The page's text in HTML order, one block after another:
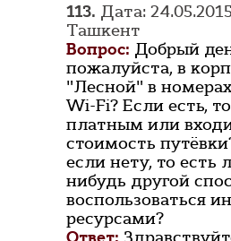
113. Дата: 24.05.2015
Ташкент
Вопрос: Добрый
пожалуйста, в
"Лесной" в
Wi-Fi? Если есть,
платным или
стоимость
если нету, то есть
нибудь другой
воспользоваться
ресурсами?